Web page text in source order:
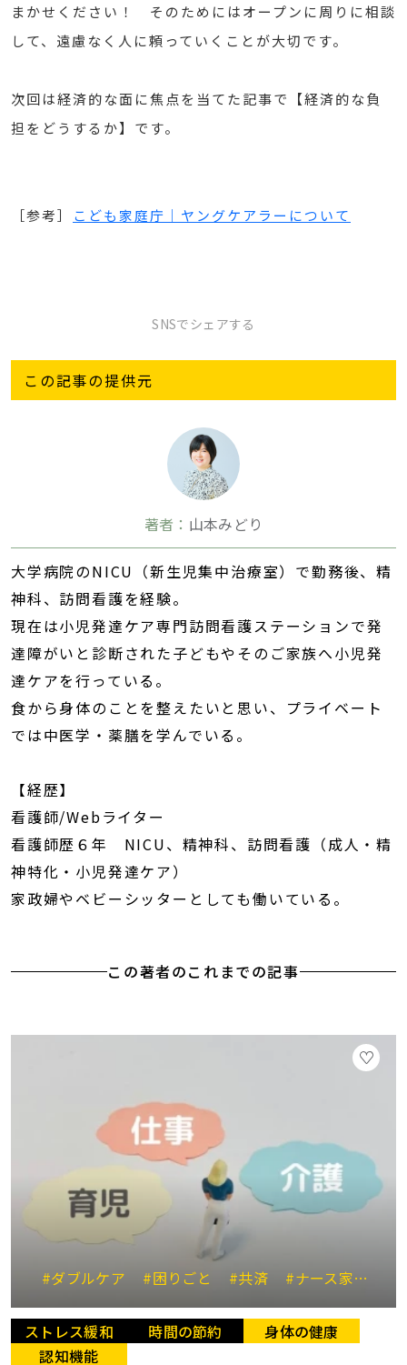
まかせください！ そのためにはオープンに周りに相談
して、遠慮なく人に頼っていくことが大切です。
次回は経済的な面に焦点を当てた記事で【経済的な負
担をどうするか】です。
［参考］ こども家庭庁｜ヤングケアラーについて
SNSでシェアする
この記事の提供元
著者： 山本みどり
大学病院のNICU（新生児集中治療室）で勤務後、精
神科、訪問看護を経験。
現在は小児発達ケア専門訪問看護ステーションで発
達障がいと診断された子どもやそのご家族へ小児発
達ケアを行っている。
食から身体のことを整えたいと思い、プライベート
では中医学・薬膳を学んでいる。
【経歴】
看護師/Webライター
看護師歴６年 NICU、精神科、訪問看護（成人・精
神特化・小児発達ケア）
家政婦やベビーシッターとしても働いている。
この著者のこれまでの記事
#ダブルケア #困りごと #共済 #ナース家政婦
ストレス緩和 時間の節約
身体の健康
認知機能